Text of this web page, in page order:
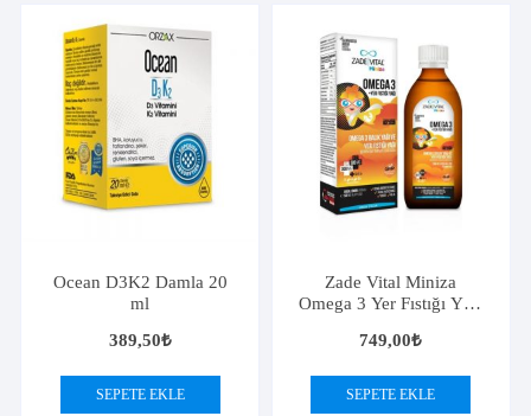
Ocean D3K2 Damla 20
ml
389,50₺
SEPETE EKLE
Zade Vital Miniza
Omega 3 Yer Fıstığı Yağı
749,00₺
SEPETE EKLE